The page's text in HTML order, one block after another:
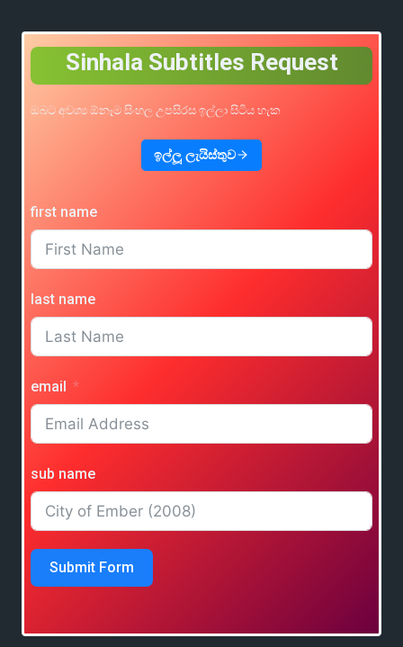
Sinhala Subtitles Request
ඔබට අවශ්‍ය ඕනෑම සිංහල උපසිරස ඉල්ලා සිටිය හැක
ඉල්ලූ ලැයිස්තුව
first name
last name
email
sub name
Submit Form